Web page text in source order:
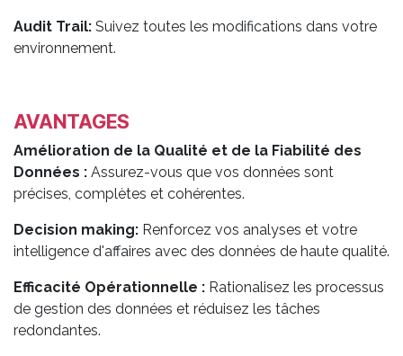
Audit Trail: Suivez toutes les modifications dans votre
environnement.
AVANTAGES
Amélioration de la Qualité et de la Fiabilité des
Données : Assurez-vous que vos données sont
précises, complètes et cohérentes.
Decision making: Renforcez vos analyses et votre
intelligence d'affaires avec des données de haute qualité.
Efficacité Opérationnelle : Rationalisez les processus
de gestion des données et réduisez les tâches
redondantes.